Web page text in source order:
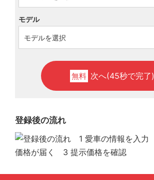
モデル
無料 次へ(45秒で完了)
登録後の流れ